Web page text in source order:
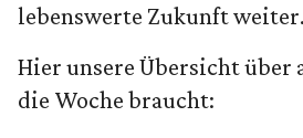
lebenswerte Zukunft weiter.
Hier unsere Übersicht über
die Woche braucht: